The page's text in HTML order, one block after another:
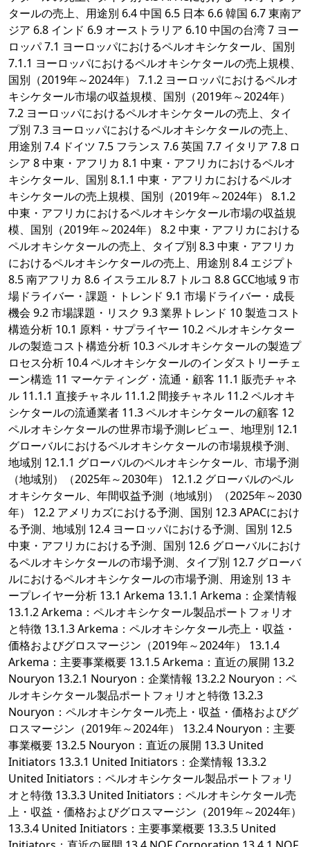
タールの売上、用途別 6.4 中国 6.5 日本 6.6 韓国 6.7 東南ア
ジア 6.8 インド 6.9 オーストラリア 6.10 中国の台湾 7 ヨー
ロッパ 7.1 ヨーロッパにおけるペルオキシケタール、国別
7.1.1 ヨーロッパにおけるペルオキシケタールの売上規模、
国別（2019年～2024年） 7.1.2 ヨーロッパにおけるペルオ
キシケタール市場の収益規模、国別（2019年～2024年）
7.2 ヨーロッパにおけるペルオキシケタールの売上、タイ
プ別 7.3 ヨーロッパにおけるペルオキシケタールの売上、
用途別 7.4 ドイツ 7.5 フランス 7.6 英国 7.7 イタリア 7.8 ロ
シア 8 中東・アフリカ 8.1 中東・アフリカにおけるペルオ
キシケタール、国別 8.1.1 中東・アフリカにおけるペルオ
キシケタールの売上規模、国別（2019年～2024年） 8.1.2
中東・アフリカにおけるペルオキシケタール市場の収益規
模、国別（2019年～2024年） 8.2 中東・アフリカにおける
ペルオキシケタールの売上、タイプ別 8.3 中東・アフリカ
におけるペルオキシケタールの売上、用途別 8.4 エジプト
8.5 南アフリカ 8.6 イスラエル 8.7 トルコ 8.8 GCC地域 9 市
場ドライバー・課題・トレンド 9.1 市場ドライバー・成長
機会 9.2 市場課題・リスク 9.3 業界トレンド 10 製造コスト
構造分析 10.1 原料・サプライヤー 10.2 ペルオキシケター
ルの製造コスト構造分析 10.3 ペルオキシケタールの製造プ
ロセス分析 10.4 ペルオキシケタールのインダストリーチェ
ーン構造 11 マーケティング・流通・顧客 11.1 販売チャネ
ル 11.1.1 直接チャネル 11.1.2 間接チャネル 11.2 ペルオキ
シケタールの流通業者 11.3 ペルオキシケタールの顧客 12
ペルオキシケタールの世界市場予測レビュー、地理別 12.1
グローバルにおけるペルオキシケタールの市場規模予測、
地域別 12.1.1 グローバルのペルオキシケタール、市場予測
（地域別）（2025年～2030年） 12.1.2 グローバルのペル
オキシケタール、年間収益予測（地域別）（2025年～2030
年） 12.2 アメリカズにおける予測、国別 12.3 APACにおけ
る予測、地域別 12.4 ヨーロッパにおける予測、国別 12.5
中東・アフリカにおける予測、国別 12.6 グローバルにおけ
るペルオキシケタールの市場予測、タイプ別 12.7 グローバ
ルにおけるペルオキシケタールの市場予測、用途別 13 キ
ープレイヤー分析 13.1 Arkema 13.1.1 Arkema：企業情報
13.1.2 Arkema：ペルオキシケタール製品ポートフォリオ
と特徴 13.1.3 Arkema：ペルオキシケタール売上・収益・
価格およびグロスマージン（2019年～2024年） 13.1.4
Arkema：主要事業概要 13.1.5 Arkema：直近の展開 13.2
Nouryon 13.2.1 Nouryon：企業情報 13.2.2 Nouryon：ペ
ルオキシケタール製品ポートフォリオと特徴 13.2.3
Nouryon：ペルオキシケタール売上・収益・価格およびグ
ロスマージン（2019年～2024年） 13.2.4 Nouryon：主要
事業概要 13.2.5 Nouryon：直近の展開 13.3 United
Initiators 13.3.1 United Initiators：企業情報 13.3.2
United Initiators：ペルオキシケタール製品ポートフォリ
オと特徴 13.3.3 United Initiators：ペルオキシケタール売
上・収益・価格およびグロスマージン（2019年～2024年）
13.3.4 United Initiators：主要事業概要 13.3.5 United